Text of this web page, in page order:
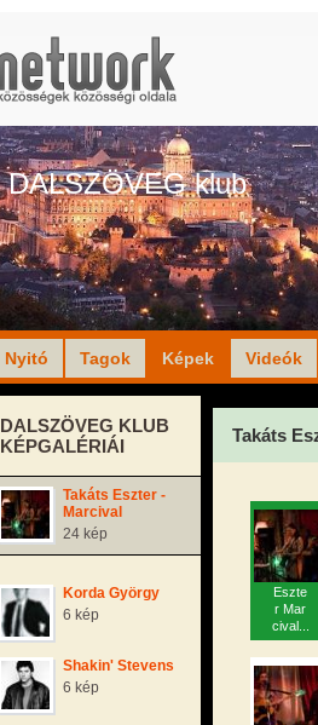
DALSZÖVEG klub
Nyitó Tagok Képek Videók
DALSZÖVEG KLUB
KÉPGALÉRIÁI
Takáts Eszter -
Marcival
24 kép
Korda György
6 kép
Shakin' Stevens
6 kép
Takáts
Eszte
r Mar
cival...